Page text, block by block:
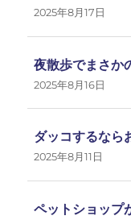
2025年8月17日
夜散歩でまさか
2025年8月16日
ダッコするなら
2025年8月11日
ペットショップ